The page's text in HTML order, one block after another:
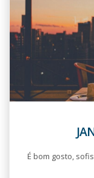
É bom gosto,